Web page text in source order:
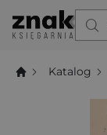
Katalog